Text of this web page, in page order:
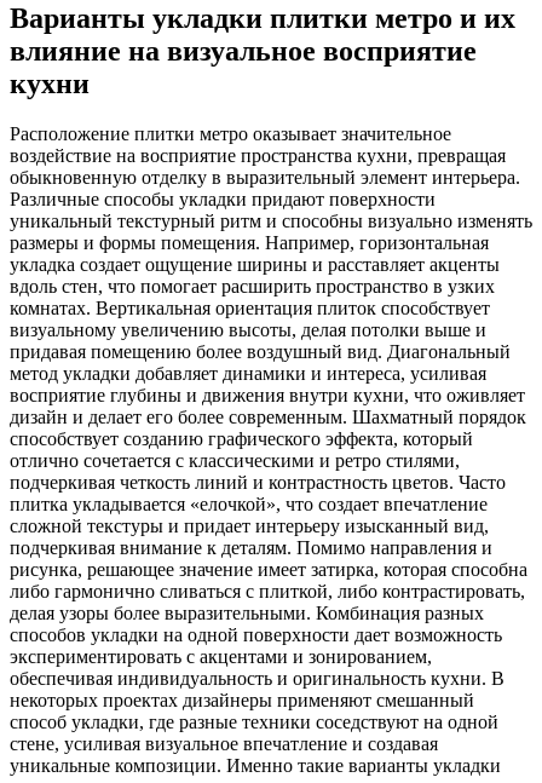
Варианты укладки плитки метро и их
влияние на визуальное восприятие
кухни
Расположение плитки метро оказывает значительное
воздействие на восприятие пространства кухни, превращая
обыкновенную отделку в выразительный элемент интерьера.
Различные способы укладки придают поверхности
уникальный текстурный ритм и способны визуально изменять
размеры и формы помещения. Например, горизонтальная
укладка создает ощущение ширины и расставляет акценты
вдоль стен, что помогает расширить пространство в узких
комнатах. Вертикальная ориентация плиток способствует
визуальному увеличению высоты, делая потолки выше и
придавая помещению более воздушный вид. Диагональный
метод укладки добавляет динамики и интереса, усиливая
восприятие глубины и движения внутри кухни, что оживляет
дизайн и делает его более современным. Шахматный порядок
способствует созданию графического эффекта, который
отлично сочетается с классическими и ретро стилями,
подчеркивая четкость линий и контрастность цветов. Часто
плитка укладывается «елочкой», что создает впечатление
сложной текстуры и придает интерьеру изысканный вид,
подчеркивая внимание к деталям. Помимо направления и
рисунка, решающее значение имеет затирка, которая способна
либо гармонично сливаться с плиткой, либо контрастировать,
делая узоры более выразительными. Комбинация разных
способов укладки на одной поверхности дает возможность
экспериментировать с акцентами и зонированием,
обеспечивая индивидуальность и оригинальность кухни. В
некоторых проектах дизайнеры применяют смешанный
способ укладки, где разные техники соседствуют на одной
стене, усиливая визуальное впечатление и создавая
уникальные композиции. Именно такие варианты укладки